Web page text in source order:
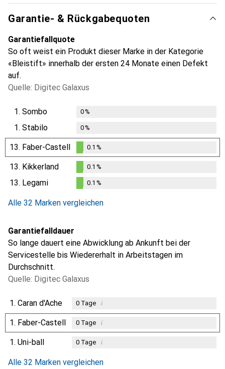
Garantie- & Rückgabequoten
Garantiefallquote
So oft weist ein Produkt dieser Marke in der Kategorie
«Bleistift» innerhalb der ersten 24 Monate einen Defekt
auf.
Quelle: Digitec Galaxus
1. Sombo 0%
1. Stabilo 0%
13. Faber-Castell
0.1%
0.1 %
13. Kikkerland
%
0.1 %
13. Legami 0.1 %
Alle 32 Marken vergleichen
Garantiefalldauer
So lange dauert eine Abwicklung ab Ankunft bei der
Servicestelle bis Wiedererhalt in Arbeitstagen im
Durchschnitt.
Quelle: Digitec Galaxus
1. Caran d'Ache 0Tage i
1. Faber-Castell 0Tage i
1. Uni-ball 0Tage i
Alle 32 Marken vergleichen